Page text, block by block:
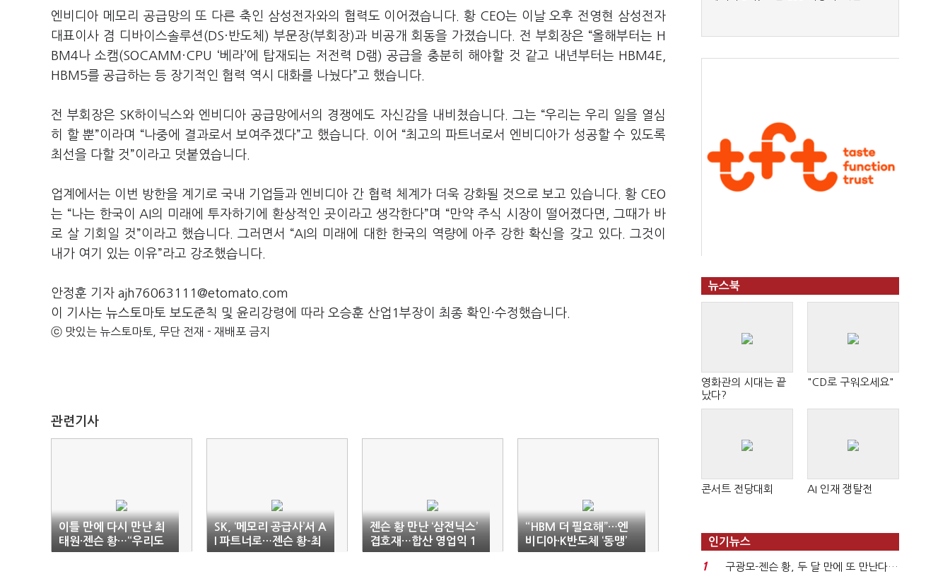
엔비디아 메모리 공급망의 또 다른 축인 삼성전자와의 협력도 이어졌습니다. 황 CEO는 이날 오후 전영현 삼성전자
대표이사 겸 디바이스솔루션(DS·반도체) 부문장(부회장)과 비공개 회동을 가졌습니다. 전 부회장은 “올해부터는 H
BM4나 소캠(SOCAMM·CPU ‘베라’에 탑재되는 저전력 D램) 공급을 충분히 해야할 것 같고 내년부터는 HBM4E,
HBM5를 공급하는 등 장기적인 협력 역시 대화를 나눴다”고 했습니다.
전 부회장은 SK하이닉스와 엔비디아 공급망에서의 경쟁에도 자신감을 내비쳤습니다. 그는 “우리는 우리 일을 열심
히 할 뿐”이라며 “나중에 결과로서 보여주겠다”고 했습니다. 이어 “최고의 파트너로서 엔비디아가 성공할 수 있도록
최선을 다할 것”이라고 덧붙였습니다.
업계에서는 이번 방한을 계기로 국내 기업들과 엔비디아 간 협력 체계가 더욱 강화될 것으로 보고 있습니다. 황 CEO
는 “나는 한국이 AI의 미래에 투자하기에 환상적인 곳이라고 생각한다”며 “만약 주식 시장이 떨어졌다면, 그때가 바
로 살 기회일 것”이라고 했습니다. 그러면서 “AI의 미래에 대한 한국의 역량에 아주 강한 확신을 갖고 있다. 그것이
내가 여기 있는 이유”라고 강조했습니다.
안정훈 기자 ajh76063111@etomato.com
이 기사는 뉴스토마토 보도준칙 및 윤리강령에 따라 오승훈 산업1부장이 최종 확인·수정했습니다.
ⓒ 맛있는 뉴스토마토, 무단 전재 - 재배포 금지
관련기사
이틀 만에 다시 만난 최
태원·젠슨 황…“우리도
이제 깐부”
SK, ‘메모리 공급사’서 A
I 파트너로…젠슨 황-최
태원 밀월 강화
젠슨 황 만난 ‘삼전닉스’
겹호재…합산 영업익 1
50조 기대감
“HBM 더 필요해”…엔
비디아·K반도체 ‘동맹’
강화
뉴스북
영화관의 시대는 끝
났다?
"CD로 구워오세요"
콘서트 전당대회 AI 인재 쟁탈전
인기뉴스
1
구광모-젠슨 황, 두 달 만에 또 만난다…